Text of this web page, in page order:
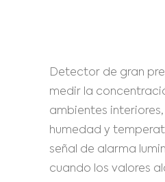
Detector de gran
medir la
ambientes
humedad y
señal de alarma
cuando los valores